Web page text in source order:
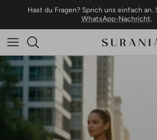
Zum Inhalt springen
Hast du Fragen? Sprich uns einfach an.
WhatsApp-Nachricht.